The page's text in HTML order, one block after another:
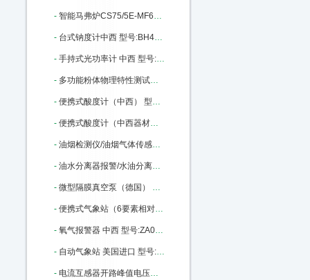
- 智能马弗炉CS75/5E-MF6100升级款中西 型号:CS75/5E-MF6100K库号：M393139
- 台式钠度计中西 型号:BH43/D-HK-51库号：M398040
- 手持式光功率计 中西 型号:BL10-LXP200库号：M404993
- 多功能粉体物理特性测试仪/（中西） 型号:M206606库号：M206606
- 便携式酸度计（中西） 型号:CH10-520库号：M227435
- 便携式酸度计（中西器材） 型号:CH10-520库号：M227435
- 油烟检测仪/油烟气体传感器（中西） 型号:GA27-600-YY库号：M227440
- 油水分离器报警/水油分离报警器 中西 型号:AH37-XOC库号：M227441
- 微型隔膜真空泵（德国） 型号:SG88-KNF8-N86KNDC库号：M241701
- 便携式气象站（6要素相对湿度,带RS232 ） 中西 型号:ED01-AS-2000库号：M260278
- 氧气报警器 中西 型号:ZA03-CY30库号：M281184
- 自动气象站 美国进口 型号:JKY/WATCH DOG-2900ET库号：M317288
- 电流互感器开路峰值电压表 中西 型号:HC14-HCKL-H库号：M317836